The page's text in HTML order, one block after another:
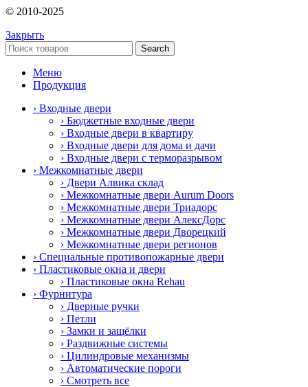
© 2010-2025
Закрыть
Search
Меню
Продукция
› Входные двери
› Бюджетные входные двери
› Входные двери в квартиру
› Входные двери для дома и дачи
› Входные двери с терморазрывом
› Межкомнатные двери
› Двери Алвика склад
› Межкомнатные двери Aurum Doors
› Межкомнатные двери Триадорс
› Межкомнатные двери АлексДорс
› Межкомнатные двери Дворецкий
› Межкомнатные двери регионов
› Специальные противопожарные двери
› Пластиковые окна и двери
› Пластиковые окна Rehau
› Фурнитура
› Дверные ручки
› Петли
› Замки и защёлки
› Раздвижные системы
› Цилиндровые механизмы
› Автоматические пороги
› Смотреть все